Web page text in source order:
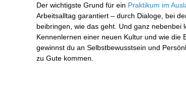
Der wichtigste Grund für ein Praktikum im
Arbeitsalltag garantiert – durch Dialoge, bei
beibringen, wie das geht. Und ganz nebenbei
Kennenlernen einer neuen Kultur und wie die
gewinnst du an Selbstbewusstsein und
zu Gute kommen.